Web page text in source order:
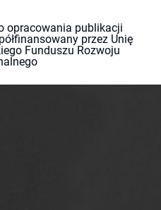
opracowania publikacji
przez Unię
Funduszu Rozwoju